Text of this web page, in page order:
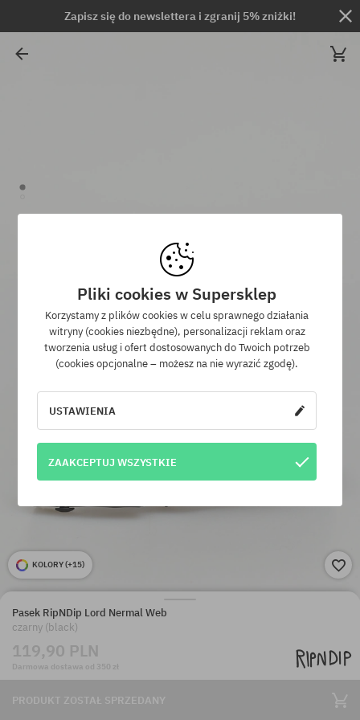
Zapisz się do newslettera i zgranij 5% zniżki!
KOLORY (+15)
Pasek RipNDip Lord Nermal Web
czarny (black)
119,90 PLN
Darmowa dostawa od 350 zł
PRODUKT ZOSTAŁ SPRZEDANY
Pliki cookies w Supersklep
Korzystamy z plików cookies w celu sprawnego działania
witryny (cookies niezbędne), personalizacji reklam oraz
tworzenia usług i ofert dostosowanych do Twoich potrzeb
(cookies opcjonalne – możesz na nie wyrazić zgodę).
USTAWIENIA
ZAAKCEPTUJ WSZYSTKIE